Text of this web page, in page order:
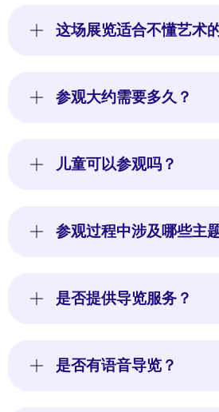
这场展览适合不懂艺术
参观大约需要多久？
儿童可以参观吗？
参观过程中涉及哪些主
是否提供导览服务？
是否有语音导览？